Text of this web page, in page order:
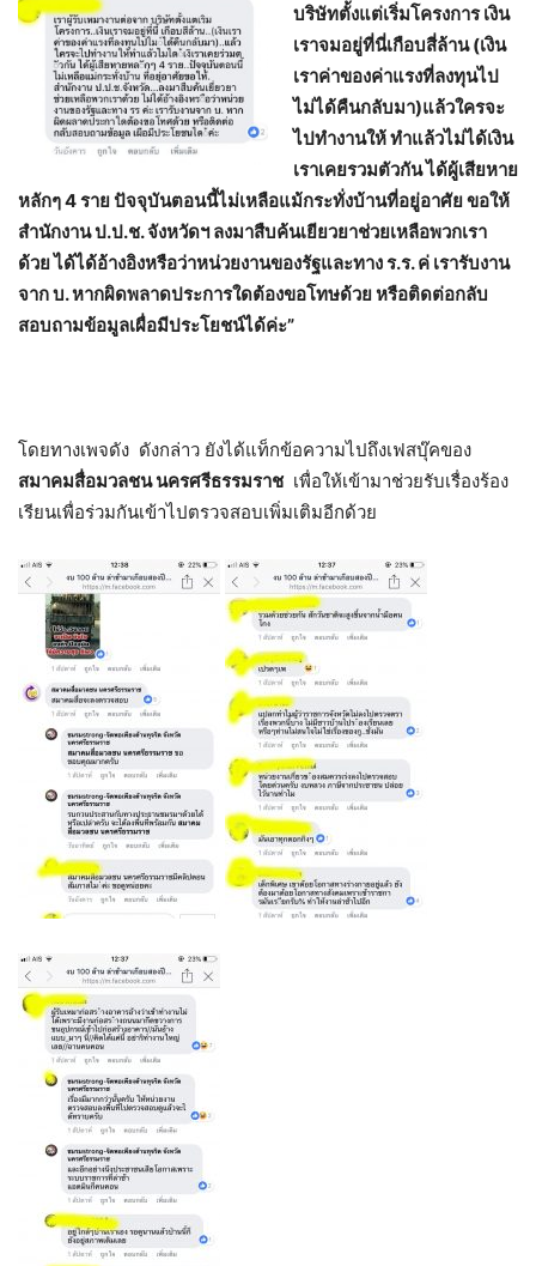
บริษัทตั้งแต่เริ่มโครงการ เงิน
เราจมอยู่ที่นี่เกือบสี่ล้าน (เงิน
เราค่าของค่าแรงที่ลงทุนไป
ไม่ได้คืนกลับมา)แล้วใครจะ
ไปทำงานให้ ทำแล้วไม่ได้เงิน
เราเคยรวมตัวกัน ได้ผู้เสียหาย
หลักๆ 4 ราย ปัจจุบันตอนนี้ไม่เหลือแม้กระทั่งบ้านที่อยู่อาศัย ขอให้
สำนักงาน ป.ป.ช. จังหวัดฯ ลงมาสืบค้นเยียวยาช่วยเหลือพวกเรา
ด้วย ได้ได้อ้างอิงหรือว่าหน่วยงานของรัฐและทาง ร.ร. ค่ เรารับงาน
จาก บ. หากผิดพลาดประการใดต้องขอโทษด้วย หรือติดต่อกลับ
สอบถามข้อมูลเผื่อมีประโยชน์ได้ค่ะ”
โดยทางเพจดัง ดังกล่าว ยังได้แท็กข้อความไปถึงเฟสบุ๊คของ
สมาคมสื่อมวลชน นครศรีธรรมราชเพื่อให้เข้ามาช่วยรับเรื่องร้อง
เรียนเพื่อร่วมกันเข้าไปตรวจสอบเพิ่มเติมอีกด้วย